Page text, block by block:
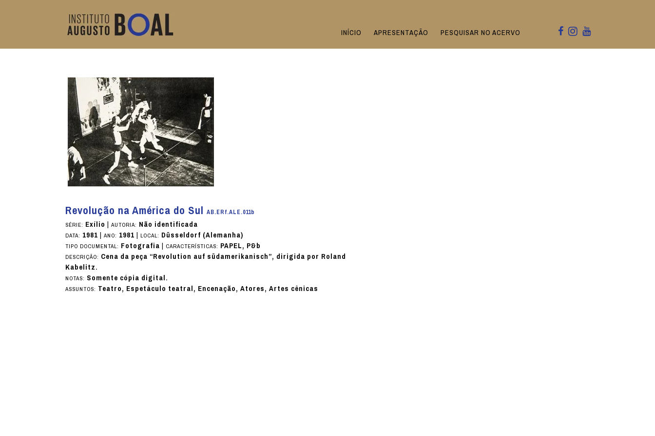
PESQUISAR NO ACERVO
APRESENTAÇÃO
INÍCIO
Revolução na América do SulAB.ERf.ALE.011b
SÉRIE: Exílio |AUTORIA: Não identificada
DATA: 1981|ANO: 1981|LOCAL: Düsseldorf (Alemanha)
TIPO DOCUMENTAL: Fotografia| CARACTERÍSTICAS: PAPEL, P&b
DESCRIÇÃO: Cena da peça “Revolution auf südamerikanisch”, dirigida por Roland
Kabelitz.
NOTAS: Somente cópia digital.
ASSUNTOS: Teatro, Espetáculo teatral, Encenação, Atores, Artes cênicas